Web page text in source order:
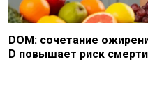
DOM: сочетание
D повышает риск смерти